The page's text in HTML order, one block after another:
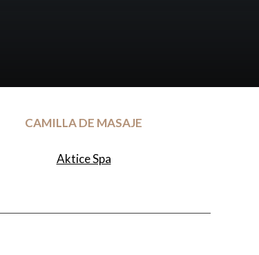
CAMILLA DE MASAJE
Aktice Spa